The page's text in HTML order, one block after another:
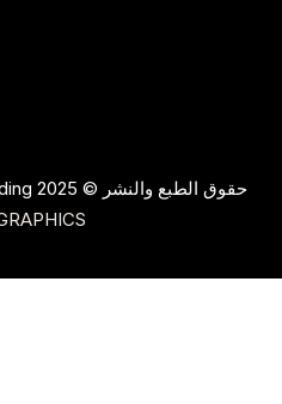
حقوق الطبع والنشر © 2025 Capital Trading | مدعوم بواسطة